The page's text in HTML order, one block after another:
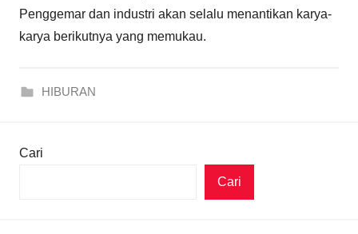
Penggemar dan industri akan selalu menantikan karya-
karya berikutnya yang memukau.
HIBURAN
Cari
Cari